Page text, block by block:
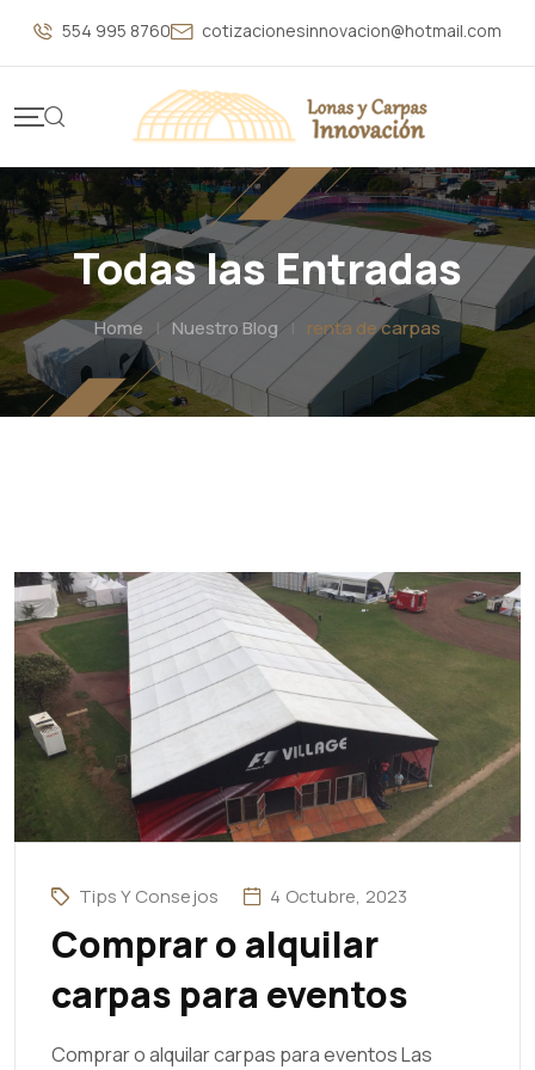
554 995 8760 cotizacionesinnovacion@hotmail.com
Todas las Entradas
Home | Nuestro Blog | renta de carpas
Tips Y Consejos 4 Octubre, 2023
Comprar o alquilar
carpas para eventos
Comprar o alquilar carpas para eventos Las